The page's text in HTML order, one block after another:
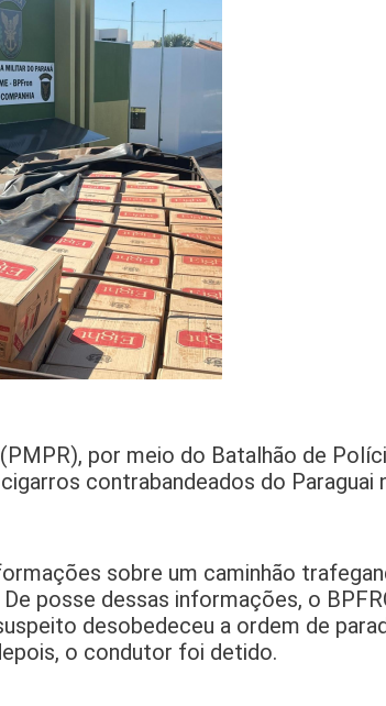
por meio do Batalhão de
contrabandeados do Paraguai
sobre um caminhão
posse dessas informações, o
desobedeceu a ordem de
o condutor foi detido.